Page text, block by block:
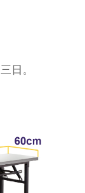
日。